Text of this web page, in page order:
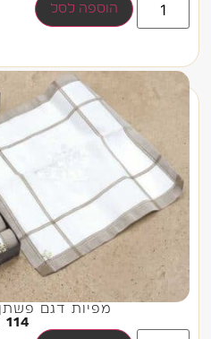
הוספה לסל
מפיות דגם
114